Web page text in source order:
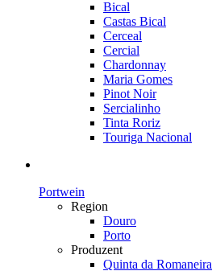
Bical
Castas Bical
Cerceal
Cercial
Chardonnay
Maria Gomes
Pinot Noir
Sercialinho
Tinta Roriz
Touriga Nacional
Portwein
Region
Douro
Porto
Produzent
Quinta da Romaneira